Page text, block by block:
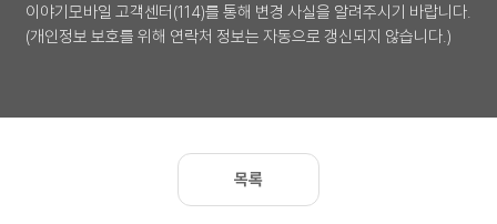
이야기모바일 고객센터(114)를 통해 변경 사실을 알려주시기 바랍니다.
(개인정보 보호를 위해 연락처 정보는 자동으로 갱신되지 않습니다.)
목록